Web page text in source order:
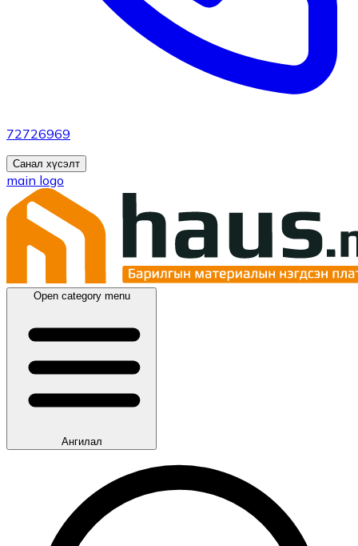
72726969
Санал хүсэлт
main logo
Open category menu
Ангилал